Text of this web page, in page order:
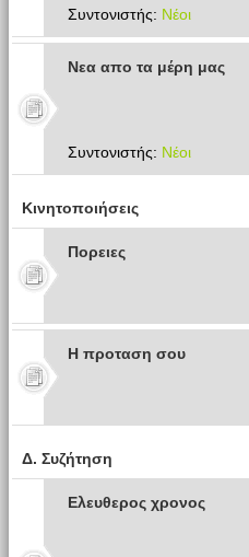
Συντονιστής: Νέοι
Νεα απο τα μέρη μας
Συντονιστής: Νέοι
Κινητοποιήσεις
Πoρειες
Η προταση σου
Δ. Συζήτηση
Ελευθερος χρονος